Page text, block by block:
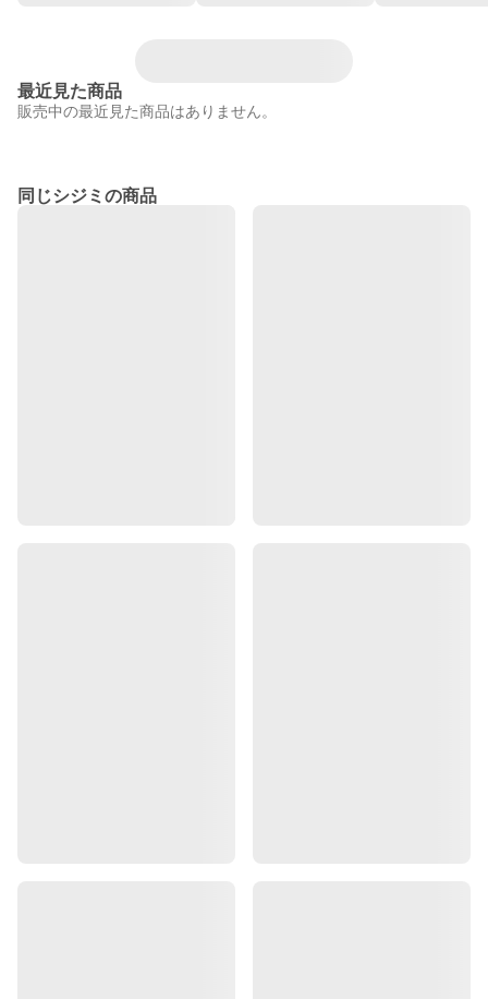
最近見た商品
販売中の最近見た商品はありません。
同じシジミの商品